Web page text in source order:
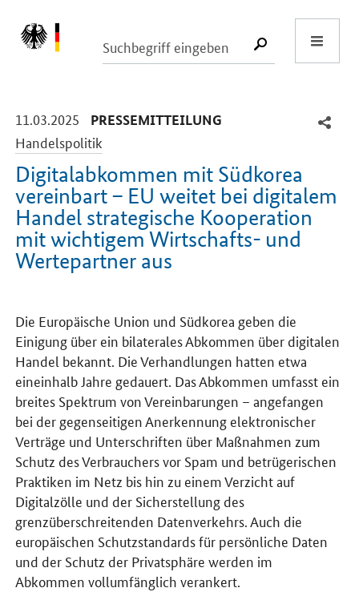
SUCHE
11.03.2025 -
PRESSEMITTEILUNG
Handelspolitik
Digitalabkommen mit Südkorea
vereinbart – EU weitet bei digitalem
Handel strategische Kooperation
mit wichtigem Wirtschafts- und
Wertepartner aus
Die Europäische Union und Südkorea geben die
Einigung über ein bilaterales Abkommen über digitalen
Handel bekannt. Die Verhandlungen hatten etwa
eineinhalb Jahre gedauert. Das Abkommen umfasst ein
breites Spektrum von Vereinbarungen – angefangen
bei der gegenseitigen Anerkennung elektronischer
Verträge und Unterschriften über Maßnahmen zum
Schutz des Verbrauchers vor Spam und betrügerischen
Praktiken im Netz bis hin zu einem Verzicht auf
Digitalzölle und der Sicherstellung des
grenzüberschreitenden Datenverkehrs. Auch die
europäischen Schutzstandards für persönliche Daten
und der Schutz der Privatsphäre werden im
Abkommen vollumfänglich verankert.